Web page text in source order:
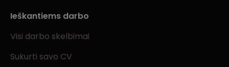
Ieškantiems darbo
Visi darbo skelbimai
Sukurti savo CV